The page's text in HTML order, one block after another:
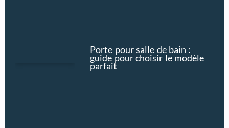
Porte pour salle de bain :
guide pour choisir le modèle
parfait